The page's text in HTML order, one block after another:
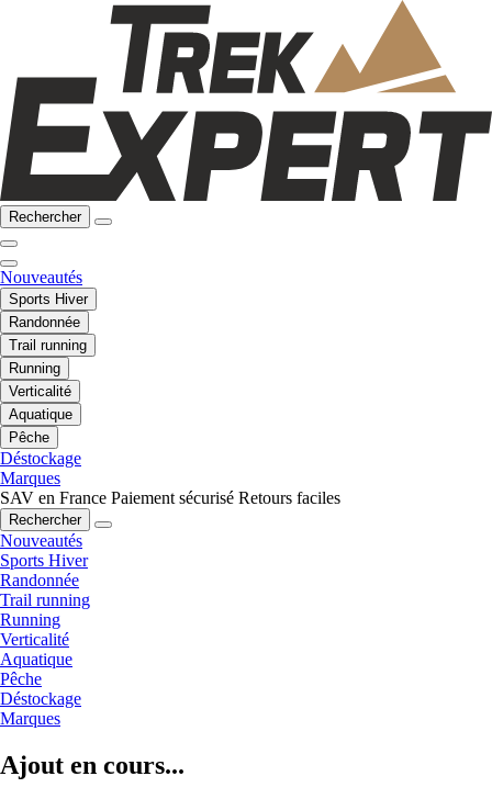
Rechercher
Nouveautés
Sports Hiver
Randonnée
Trail running
Running
Verticalité
Aquatique
Pêche
Déstockage
Marques
SAV en France Paiement sécurisé Retours faciles
Rechercher
Nouveautés
Sports Hiver
Randonnée
Trail running
Running
Verticalité
Aquatique
Pêche
Déstockage
Marques
Ajout en cours...